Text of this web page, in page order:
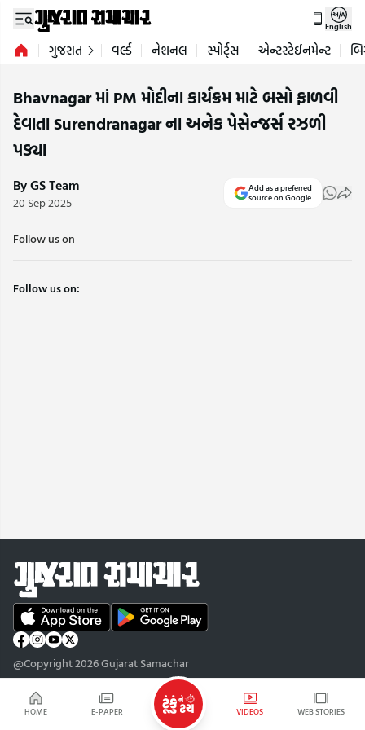
HOME E-PAPER VIDEOS WEB STORIES
English
ગુજરાત વર્લ્ડ નેશનલ સ્પોર્ટ્સ એન્ટરટેઈનમેન્ટ
Bhavnagar માં PM મોદીના કાર્યક્રમ માટે બસો ફાળવી
દેવાતા Surendranagar ના અનેક પેસેન્જર્સ રઝળી
પડ્યા
By GS Team
20 Sep 2025
Add as a preferred
source on Google
Follow us on
Follow us on:
@Copyright 2026 Gujarat Samachar